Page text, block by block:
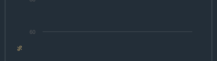
%
60